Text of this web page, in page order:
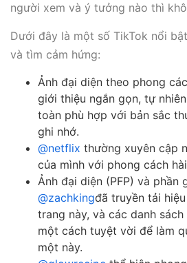
người xem và ý tưởng nào thì
Dưới đây là một số TikTok nổi
và tìm cảm hứng:
Ảnh đại diện theo phong
giới thiệu ngắn gọn, tự
toàn phù hợp với bản sắc
ghi nhớ.
@netflix thường xuyên cập
của mình với phong cách
Ảnh đại diện (PFP) và phần
@zachkingđã truyền tải
trang này, và các danh
một cách tuyệt vời để làm
một này.